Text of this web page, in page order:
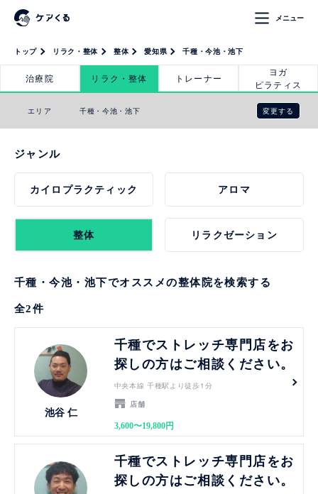
メニュー
トップ リラク・整体 整体 愛知県 千種・今池・池下
治療院 リラク・整体 トレーナー
ヨガ
ピラティス
エリア 千種・今池・池下 変更する
ジャンル
カイロプラクティック アロマ
整体 リラクゼーション
千種・今池・池下でオススメの整体院を検索する
全2件
池谷 仁
千種でストレッチ専門店をお
探しの方はご相談ください。
中央本線 千種駅より徒歩1分
店舗
3,600〜19,800円
千種でストレッチ専門店をお
探しの方はご相談ください。